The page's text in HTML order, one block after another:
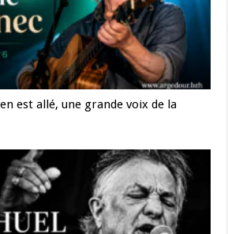
est allé, une grande voix de la